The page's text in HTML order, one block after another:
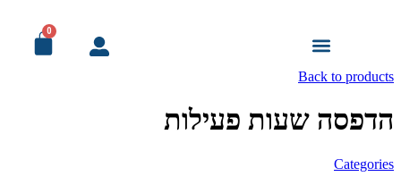
0
Back to products
הדפסה שעות פעילות
Categories